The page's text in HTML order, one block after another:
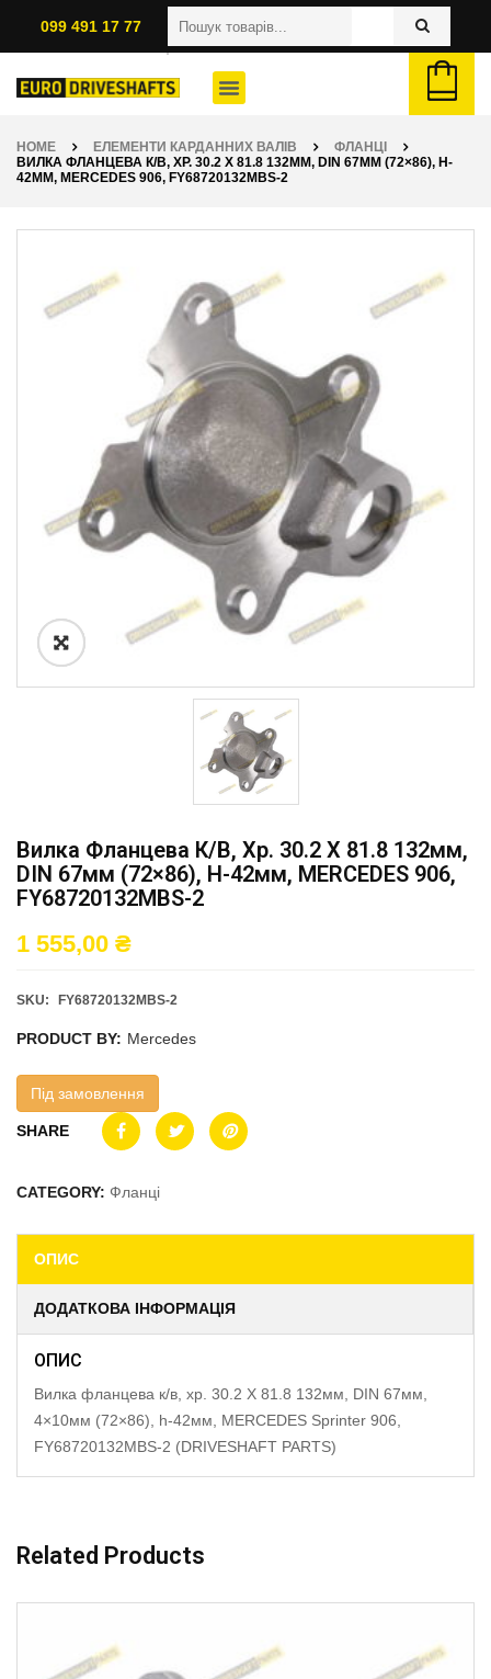
099 491 17 77
HOME ЕЛЕМЕНТИ КАРДАННИХ ВАЛІВ
ФЛАНЦІ
ВИЛКА ФЛАНЦЕВА К/В, ХР. 30.2 X 81.8 132ММ, DIN 67ММ (72×86), H-
42ММ, MERCEDES 906, FY68720132MBS-2
Вилка Фланцева К/в, Хр. 30.2 X 81.8 132мм,
DIN 67мм (72×86), H-42мм, MERCEDES 906,
FY68720132MBS-2
1 555,00 ₴
SKU: FY68720132MBS-2
PRODUCT BY: Mercedes
Під замовлення
SHARE
CATEGORY: Фланці
ОПИС
ДОДАТКОВА ІНФОРМАЦІЯ
ОПИС
Вилка фланцева к/в, хр. 30.2 X 81.8 132мм, DIN 67мм,
4×10мм (72×86), h-42мм, MERCEDES Sprinter 906,
FY68720132MBS-2 (DRIVESHAFT PARTS)
Related Products